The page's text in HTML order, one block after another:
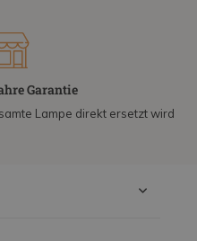
Garantie
Lampe direkt ersetzt wird